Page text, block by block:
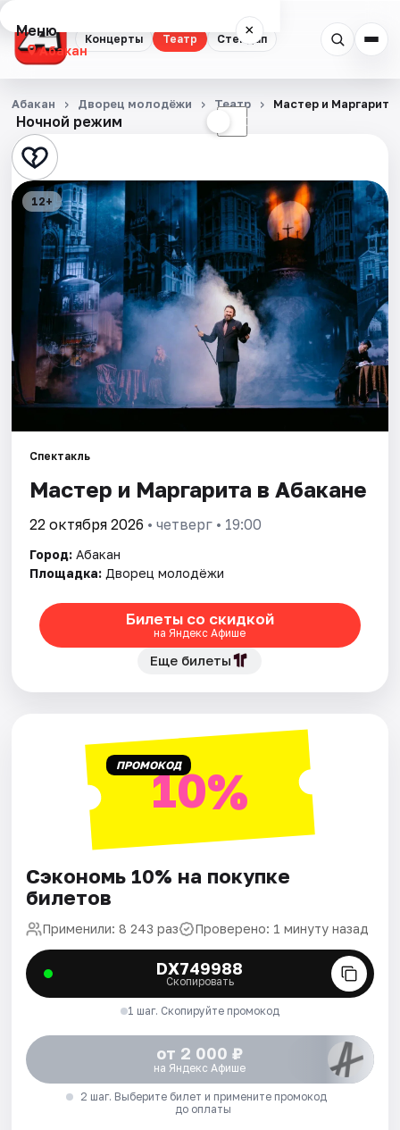
Концерты Театр Стендап
Меню ×
Абакан
Концерты
Театр
Стендап
События
Города
Площадки
Артисты
Рейтинги
Ночной режим ☾
Абакан Дворец молодёжи Театр Мастер и Маргарита
12+
Спектакль
Мастер и Маргарита в Абакане
22 октября 2026 • четверг • 19:00
Город: Абакан
Площадка: Дворец молодёжи
Билеты со скидкой
на Яндекс Афише
Еще билеты
ПРОМОКОД10%
Сэкономь 10% на покупке
билетов
Применили: 8 243 раз Проверено: 1 минуту назад
DX749988
Скопировать
1 шаг. Скопируйте промокод
от 2 000 ₽
на Яндекс Афише
2 шаг. Выберите билет и примените промокод
до оплаты